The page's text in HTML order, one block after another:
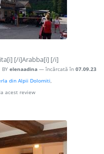
[/i]Arabba[i] [/i]
BY elenaadina — încărcată în 07.09.23
din Alpii Dolomiti,
acest review